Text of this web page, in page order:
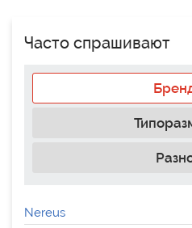
Часто спрашивают
Nereus